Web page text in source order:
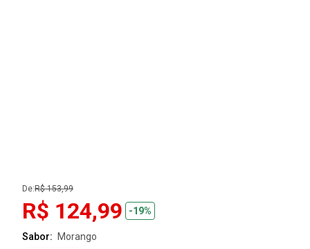
De:R$ 153,99
R$ 124,99 -19%
Sabor: morango